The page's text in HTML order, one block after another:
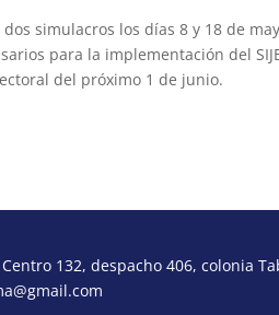
simulacros los días 8 y 18 de
para la implementación del
del próximo 1 de junio.
132, despacho 406, colonia